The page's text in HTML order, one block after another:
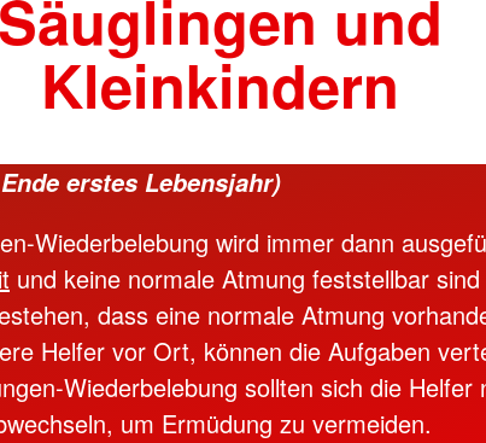
Säuglingen und
Kleinkindern
erstes Lebensjahr)
Wiederbelebung wird immer dann
und keine normale Atmung feststellbar
dass eine normale Atmung
Helfer vor Ort, können die Aufgaben
Wiederbelebung sollten sich die Helfer
um Ermüdung zu vermeiden.